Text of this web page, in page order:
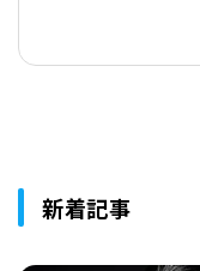
新着記事